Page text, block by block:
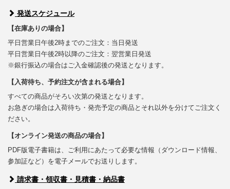
発送スケジュール
【在庫ありの場合】
平日営業日午後2時までのご注文：当日発送
平日営業日午後2時以降のご注文：翌営業日発送
※銀行振込の場合はご入金確認後の発送となります。
【入荷待ち、予約注文が含まれる場合】
すべての商品がそろい次第の発送となります。
お急ぎの場合は入荷待ち・発売予定の商品とそれ以外を分けてご注文く
ださい。
【オンライン発送の商品の場合】
PDF版電子書籍は、ご利用にあたって必要な情報（ダウンロード情報、
参加証など）を電子メールでお送りします。
請求書・領収書・見積書・納品書